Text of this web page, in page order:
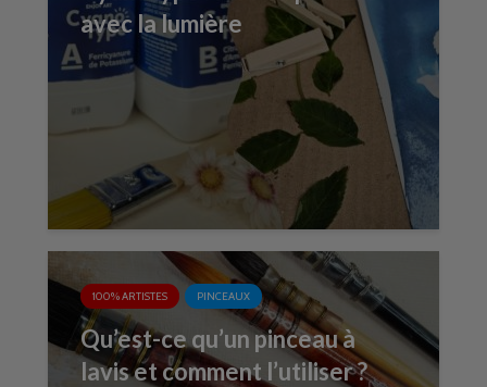
avec la lumière
100% ARTISTES PINCEAUX
Qu’est-ce qu’un pinceau à
lavis et comment l’utiliser ?